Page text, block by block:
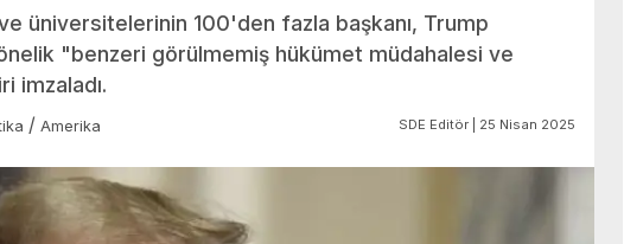
üniversitelerinin 100'den fazla başkanı, Trump
"benzeri görülmemiş hükümet müdahalesi ve
imzaladı.
/ Amerika SDE Editör | 25 Nisan 2025